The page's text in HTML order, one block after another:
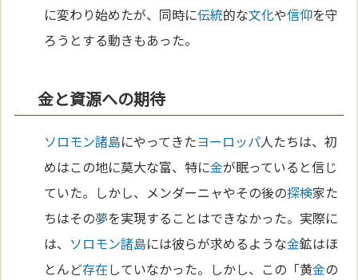
に変わり始めたが、同時に伝統的な文化や信仰を守
ろうとする動きもあった。
金と資源への期待
ソロモン諸島にやってきたヨーロッパ人たちは、初
めはこの地に莫大な富、特に金が眠っていると信じ
ていた。しかし、メンダーニャやその後の探検家た
ちはその夢を実現することはできなかった。実際に
は、 ソロモン諸島には彼らが求めるような金鉱はほ
とんど存在していなかった。しかし、この「黄金の